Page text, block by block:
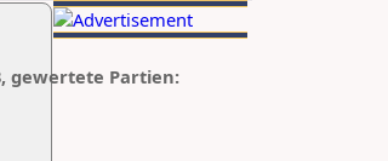
gewertete Partien: